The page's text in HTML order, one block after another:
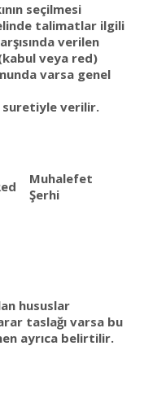
seçilmesi
talimatlar ilgili
verilen
veya red)
varsa genel
suretiyle verilir.
Muhalefet
Şerhi
hususlar
taslağı varsa bu
ayrıca belirtilir.